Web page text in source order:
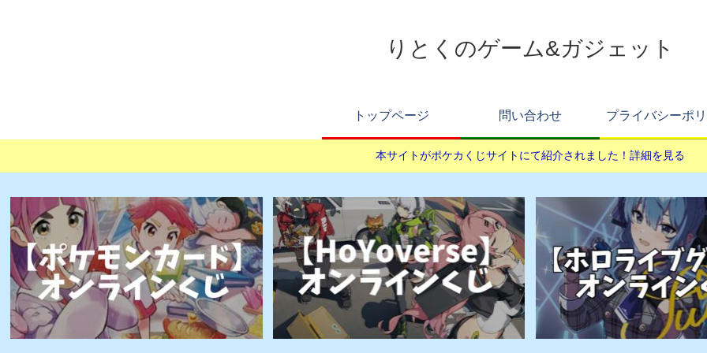
りとくのゲーム&ガジェット
トップページ 問い合わせ プライバシーポ
本サイトがポケカくじサイトにて紹介されました！詳細を見る